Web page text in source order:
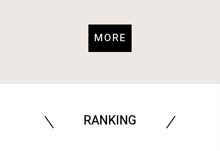
MORE
RANKING